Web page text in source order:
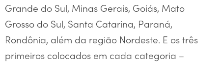
Grande do Sul, Minas Gerais, Goiás, Mato
Grosso do Sul, Santa Catarina, Paraná,
Rondônia, além da região Nordeste. E os três
primeiros colocados em cada categoria –